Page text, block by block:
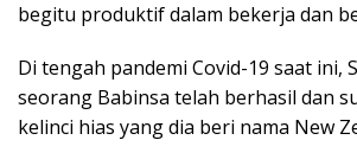
begitu produktif dalam bekerja dan
Di tengah pandemi Covid-19 saat ini,
seorang Babinsa telah berhasil dan
kelinci hias yang dia beri nama New